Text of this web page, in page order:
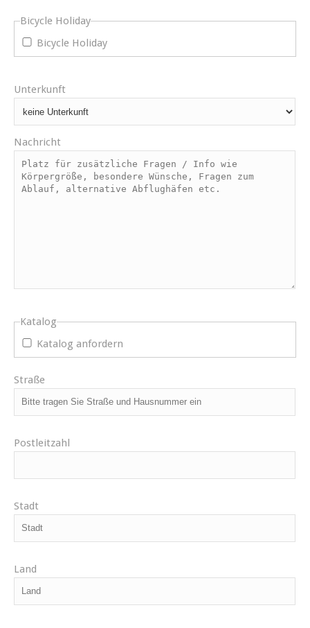
Bicycle Holiday
Bicycle Holiday
Unterkunft
Nachricht
Katalog
Katalog anfordern
Straße
Postleitzahl
Stadt
Land